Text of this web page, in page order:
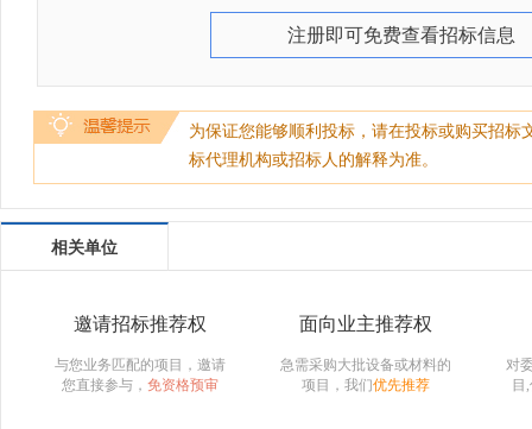
注册即可免费查看招标信息
为保证您能够顺利投标，请在投标或购买招
标代理机构或招标人的解释为准。
相关单位
邀请招标推荐权
与您业务匹配的项目，邀请
您直接参与， 免资格预审
面向业主推荐权
急需采购大批设备或材料的
项目，我们优先推荐
对
目